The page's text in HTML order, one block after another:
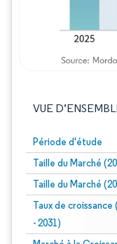
VUE
Période d'étude
Taille du Marché
Taille du Marché
Taux de croissance
- 2031)